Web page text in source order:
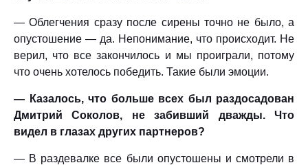
— Облегчения сразу после сирены точно не было, а
опустошение — да. Непонимание, что происходит. Не
верил, что все закончилось и мы проиграли, потому
что очень хотелось победить. Такие были эмоции.
— Казалось, что больше всех был раздосадован
Дмитрий Соколов, не забивший дважды. Что
видел в глазах других партнеров?
— В раздевалке все были опустошены и смотрели в